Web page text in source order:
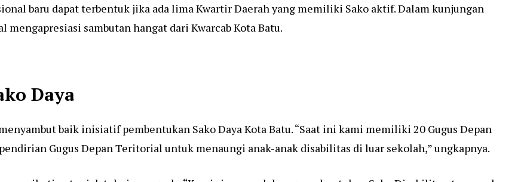
baru dapat terbentuk jika ada lima Kwartir Daerah yang memiliki Sako aktif.Dalam kunjungan
sambutan hangat dari Kwarcab Kota Batu.
Daya
baik inisiatif pembentukan Sako Daya Kota Batu.“Saat ini kami memiliki 20 Gugus Depan
Gugus Depan Teritorial untuk menaungi anak-anak disabilitas di luar sekolah,” ungkapnya.